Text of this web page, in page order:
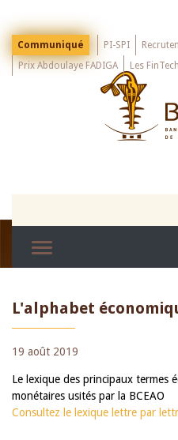
mainMenu
Top
Communiqué PI-SPI
Prix Abdoulaye FADIGA
Les
L'alphabet
19 août 2019
Le lexique des principaux termes
monétaires usités par la BCEAO
Consultez le lexique lettre par